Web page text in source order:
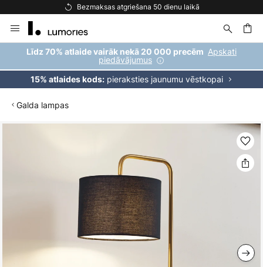
Bezmaksas atgriešana 50 dienu laikā
to
Content
Līdz 70% atlaide vairāk nekā 20 000 precēm Apskati
piedāvājumus
15% atlaides kods:pieraksties jaunumu vēstkopai
Galda lampas